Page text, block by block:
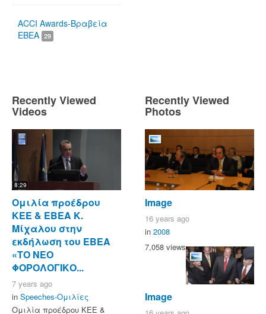
ACCI Awards-Βραβεία
ΕΒΕΑ 29
Recently Viewed
Videos
8:29
Ομιλία προέδρου
ΚΕΕ & ΕΒΕΑ Κ.
Μίχαλου στην
εκδήλωση του ΕΒΕΑ
«ΤΟ ΝΕΟ
ΦΟΡΟΛΟΓΙΚΟ...
7 years ago
in Speeches-Ομιλίες
Ομιλία προέδρου ΚΕΕ &
Recently Viewed
Photos
Image
16 years ago
in 2008
7,058 views
Image